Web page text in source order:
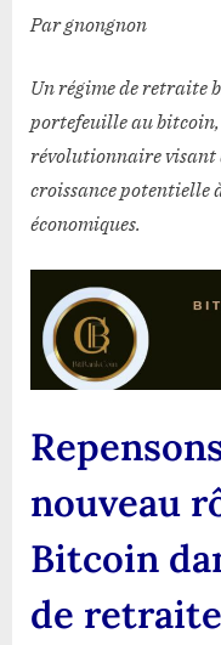
Par gnongnon
Un régime de retraite
portefeuille au
révolutionnaire visant
croissance potentielle
économiques.
nouveau
Bitcoin
de